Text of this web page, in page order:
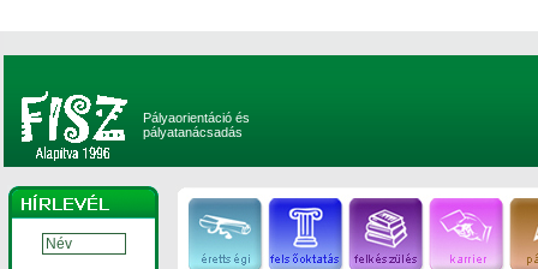
Pályaorientáció és
pályatanácsadás